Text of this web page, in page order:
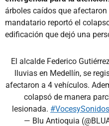
árboles caídos que
mandatario reportó el
edificación que dejó una
El alcalde Federico
lluvias en Medellín, se
afectaron a 4 vehículos.
colapsó de manera
lesionada. #VocesySonidos
— Blu Antioquia